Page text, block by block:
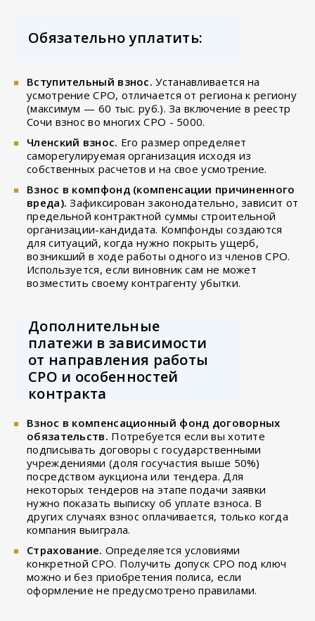
Обязательно уплатить:
Вступительный взнос. Устанавливается на
усмотрение СРО, отличается от региона к региону
(максимум — 60 тыс. руб.). За включение в реестр
Сочи взнос во многих СРО - 5000.
Членский взнос. Его размер определяет
саморегулируемая организация исходя из
собственных расчетов и на свое усмотрение.
Взнос в компфонд (компенсации причиненного
вреда). Зафиксирован законодательно, зависит от
предельной контрактной суммы строительной
организации-кандидата. Компфонды создаются
для ситуаций, когда нужно покрыть ущерб,
возникший в ходе работы одного из членов СРО.
Используется, если виновник сам не может
возместить своему контрагенту убытки.
Дополнительные
платежи в зависимости
от направления работы
СРО и особенностей
контракта
Взнос в компенсационный фонд договорных
обязательств. Потребуется если вы хотите
подписывать договоры с государственными
учреждениями (доля госучастия выше 50%)
посредством аукциона или тендера. Для
некоторых тендеров на этапе подачи заявки
нужно показать выписку об уплате взноса. В
других случаях взнос оплачивается, только когда
компания выиграла.
Страхование. Определяется условиями
конкретной СРО. Получить допуск СРО под ключ
можно и без приобретения полиса, если
оформление не предусмотрено правилами.